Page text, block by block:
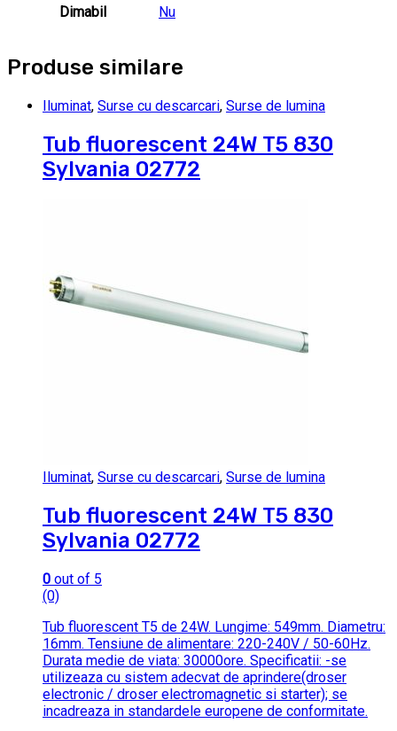
Dimabil Nu
Produse similare
Iluminat, Surse cu descarcari, Surse de lumina
Tub fluorescent 24W T5 830
Sylvania 02772
Iluminat, Surse cu descarcari, Surse de lumina
Tub fluorescent 24W T5 830
Sylvania 02772
0 out of 5
(0)
Tub fluorescent T5 de 24W. Lungime: 549mm. Diametru:
16mm. Tensiune de alimentare: 220-240V / 50-60Hz.
Durata medie de viata: 30000ore. Specificatii: -se
utilizeaza cu sistem adecvat de aprindere(droser
electronic / droser electromagnetic si starter); se
incadreaza in standardele europene de conformitate.